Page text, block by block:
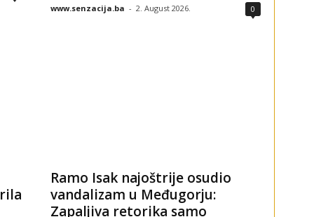
www.senzacija.ba - 2. August 2026. 0
Ramo Isak najoštrije osudio
vandalizam u Međugorju:
Zapaljiva retorika samo